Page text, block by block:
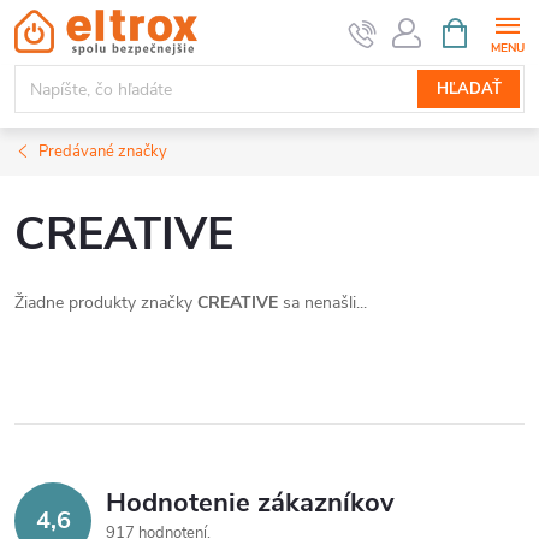
Prejsť
na
obsah
HĽADAŤ
KOŠÍK
Predávané značky
CREATIVE
Žiadne produkty značky CREATIVE sa nenašli...
4,6 Hodnotenie zákazníkov
917 hodnotení